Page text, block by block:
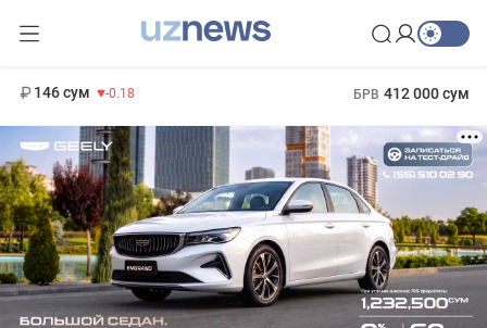
146 сум -0.18 БРВ 412 000 сум